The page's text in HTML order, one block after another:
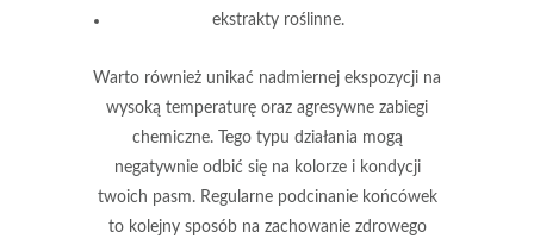
ekstrakty roślinne.
Warto również unikać nadmiernej ekspozycji na
wysoką temperaturę oraz agresywne zabiegi
chemiczne. Tego typu działania mogą
negatywnie odbić się na kolorze i kondycji
twoich pasm. Regularne podcinanie końcówek
to kolejny sposób na zachowanie zdrowego